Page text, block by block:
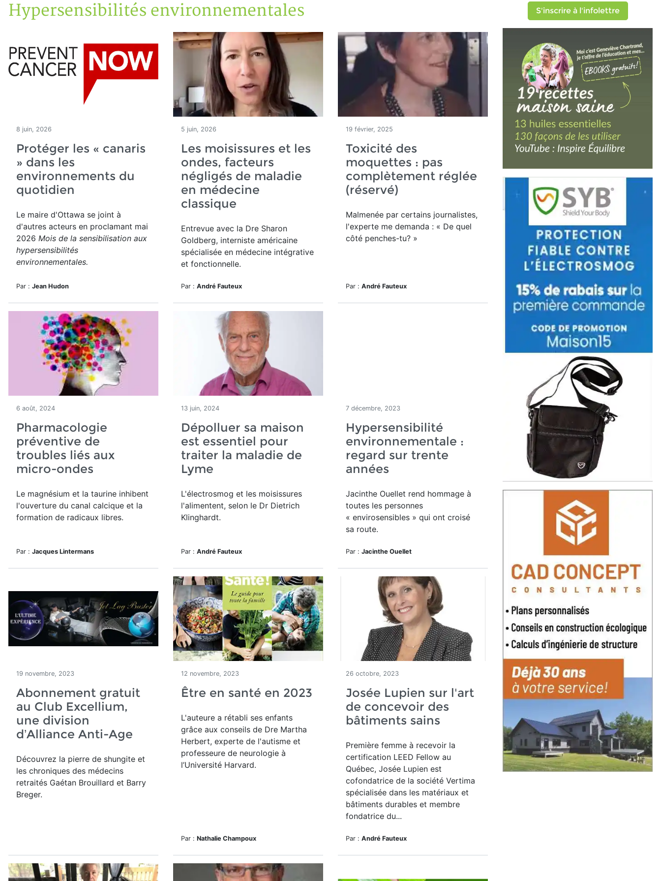
Accueil
Articles
Hypersensibilités environnementales
Hypersensibilités environnementales
8 juin, 2026
Protéger les « canaris
» dans les
environnements du
quotidien
Le maire d'Ottawa se joint à
d'autres acteurs en proclamant mai
2026 Mois de la sensibilisation aux
hypersensibilités
environnementales.
Par : Jean Hudon
5 juin, 2026
Les moisissures et les
ondes, facteurs
négligés de maladie
en médecine
classique
Entrevue avec la Dre Sharon
Goldberg, interniste américaine
spécialisée en médecine intégrative
et fonctionnelle.
Par : André Fauteux
19 février, 2025
Toxicité des
moquettes : pas
complètement réglée
(réservé)
Malmenée par certains journalistes,
l'experte me demanda : « De quel
côté penches-tu? »
Par : André Fauteux
6 août, 2024
Pharmacologie
préventive de
troubles liés aux
micro-ondes
Le magnésium et la taurine inhibent
l'ouverture du canal calcique et la
formation de radicaux libres.
Par : Jacques Lintermans
13 juin, 2024
Dépolluer sa maison
est essentiel pour
traiter la maladie de
Lyme
L'électrosmog et les moisissures
l'alimentent, selon le Dr Dietrich
Klinghardt.
Par : André Fauteux
7 décembre, 2023
Hypersensibilité
environnementale :
regard sur trente
années
Jacinthe Ouellet rend hommage à
toutes les personnes
« envirosensibles » qui ont croisé
sa route.
Par : Jacinthe Ouellet
19 novembre, 2023
Abonnement gratuit
au Club Excellium,
une division
d’Alliance Anti-Age
Découvrez la pierre de shungite et
les chroniques des médecins
retraités Gaétan Brouillard et Barry
Breger.
12 novembre, 2023
Être en santé en 2023
L'auteure a rétabli ses enfants
grâce aux conseils de Dre Martha
Herbert, experte de l'autisme et
professeure de neurologie à
l’Université Harvard.
Par : Nathalie Champoux
26 octobre, 2023
Josée Lupien sur l'art
de concevoir des
bâtiments sains
Première femme à recevoir la
certification LEED Fellow au
Québec, Josée Lupien est
cofondatrice de la société Vertima
spécialisée dans les matériaux et
bâtiments durables et membre
fondatrice du...
Par : André Fauteux
S'inscrire à l'infolettre